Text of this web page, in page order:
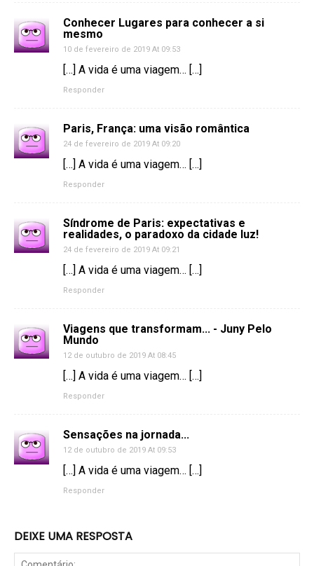
Conhecer Lugares para conhecer a si
mesmo
10 de fevereiro de 2019 At 09:53
[…] A vida é uma viagem… […]
Responder
Paris, França: uma visão romântica
24 de fevereiro de 2019 At 09:20
[…] A vida é uma viagem… […]
Responder
Síndrome de Paris: expectativas e
realidades, o paradoxo da cidade luz!
24 de fevereiro de 2019 At 09:21
[…] A vida é uma viagem… […]
Responder
Viagens que transformam... - Juny Pelo
Mundo
12 de outubro de 2019 At 08:45
[…] A vida é uma viagem… […]
Responder
Sensações na jornada...
12 de outubro de 2019 At 09:53
[…] A vida é uma viagem… […]
Responder
DEIXE UMA RESPOSTA